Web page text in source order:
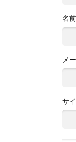
名前
メ
サ